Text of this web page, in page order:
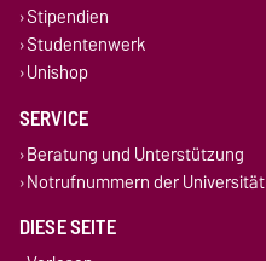
Stipendien
Studentenwerk
Unishop
SERVICE
Beratung und Unterstützung
Notrufnummern der Universität
DIESE SEITE